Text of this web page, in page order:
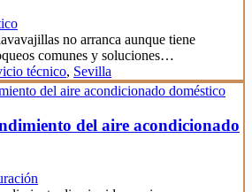
no arranca aunque tiene
comunes y soluciones…
técnico, Sevilla
del aire acondicionado